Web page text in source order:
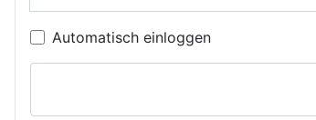
Automatisch einloggen